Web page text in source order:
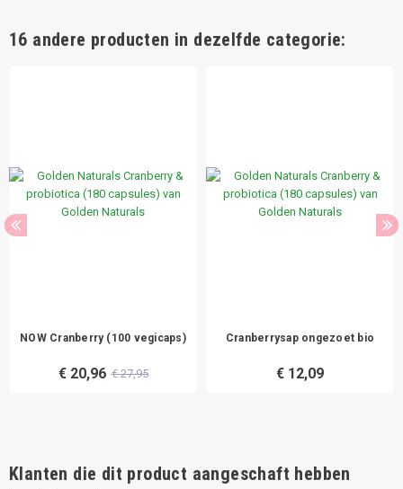
16 andere producten in dezelfde categorie:
NOW Cranberry (100 vegicaps)
€ 20,96 € 27,95
Cranberrysap ongezoet bio
€ 12,09
Klanten die dit product aangeschaft hebben